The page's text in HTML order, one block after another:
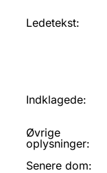
Ledetekst:
Indklagede:
Øvrige
oplysninger:
Senere dom: